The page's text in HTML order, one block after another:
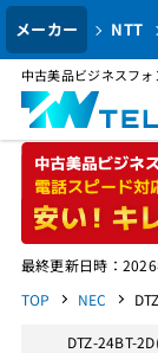
メーカー NTT
中古美品ビジネスフ
最終更新日時：
TOP
NEC
DTZ-24BT-